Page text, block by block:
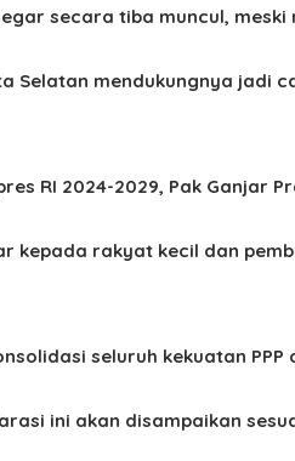
secara tiba muncul, meski
Selatan mendukungnya jadi
RI 2024-2029, Pak Ganjar
kepada rakyat kecil dan
seluruh kekuatan PPP
ini akan disampaikan